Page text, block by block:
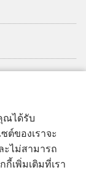
ณได้รับ
ต์ของเราจะ
ะไม่สามารถ
เพิ่มเติมที่เรา